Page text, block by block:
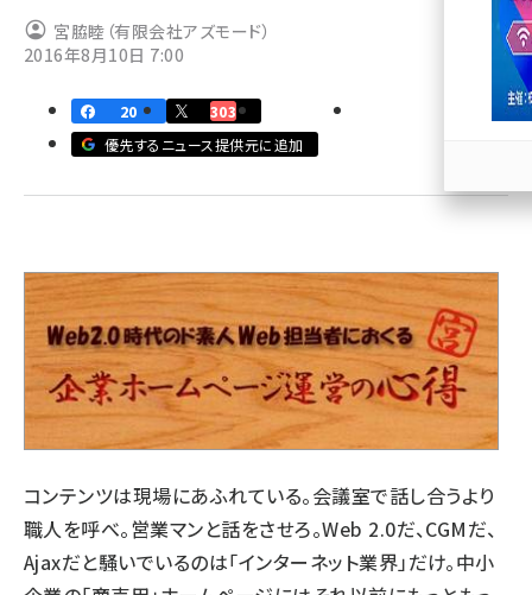
llmo (1163)
宮脇睦（有限会社アズモード）
2016年8月10日 7:00
20
303
優先するニュース提供元に追加
コンテンツは現場にあふれている。会議室で話し合うより
職人を呼べ。営業マンと話をさせろ。Web 2.0だ、CGMだ、
Ajaxだと騒いでいるのは「インターネット業界」だけ。中小